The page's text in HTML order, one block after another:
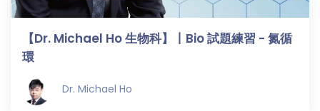
【Dr. Michael Ho 生物科】丨Bio 試題練習 - 氮循
環
Dr. Michael Ho